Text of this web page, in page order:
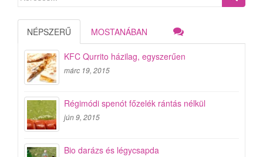
NÉPSZERŰ MOSTANÁBAN
KFC Qurrito házilag, egyszerűen
márc 19, 2015
Régimódi spenót főzelék rántás nélkül
jún 9, 2015
Bio darázs és légycsapda